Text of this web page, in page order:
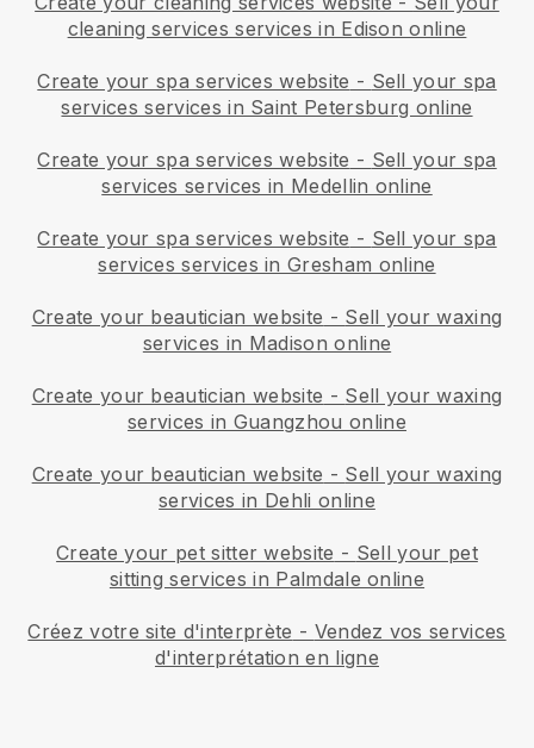
cleaning services services in Edison online
Create your spa services website - Sell your spa
services services in Saint Petersburg online
Create your spa services website - Sell your spa
services services in Medellin online
Create your spa services website - Sell your spa
services services in Gresham online
Create your beautician website - Sell your waxing
services in Madison online
Create your beautician website - Sell your waxing
services in Guangzhou online
Create your beautician website - Sell your waxing
services in Dehli online
Create your pet sitter website - Sell your pet
sitting services in Palmdale online
Créez votre site d'interprète - Vendez vos services
d'interprétation en ligne